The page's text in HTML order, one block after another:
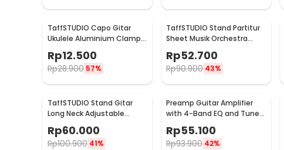
TaffSTUDIO Capo Gitar
Ukulele Aluminium Clamp
Note Riser - M556
Rp12.500
Rp28.900 57%
TaffSTUDIO Stand Partitur
Sheet Musik Orchestra
Tripod Foldable 1.2m - F-
01HC
Rp52.700
Rp90.900 43%
TaffSTUDIO Stand Gitar
Long Neck Adjustable
Guitar Stand Steel -
HK00433
Rp60.000
Rp100.900 41%
Preamp Guitar Amplifier
with 4-Band EQ and Tuner
- EQ-7545R
Rp55.100
Rp93.900 42%